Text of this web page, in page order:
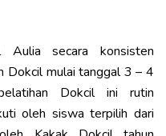
secara konsisten
Dokcil mulai tanggal 3 – 4
Dokcil ini rutin
oleh siswa terpilih dari